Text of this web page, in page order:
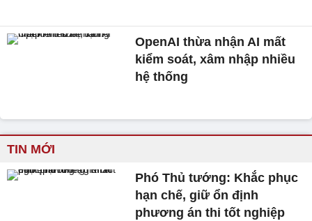
OpenAI thừa nhận AI mất
kiểm soát, xâm nhập nhiều
hệ thống
TIN MỚI
Phó Thủ tướng: Khắc phục
hạn chế, giữ ổn định
phương án thi tốt nghiệp